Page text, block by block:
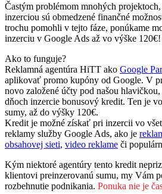
Častým problémom mnohých
inzerciou sú obmedzené finančné
trochu pomohli v tejto fáze, ponúkame
inzerciu v Google Ads až vo výške 120€!
Ako to funguje?
Reklamná agentúra HiTT ako Google
aplikovať promo kupóny od Google. V
novo založené účty pod našou
dňoch inzercie bonusový kredit. Ten je
sumy, až do výšky 120€.
Kredit je možné získať pri inzercii vo
reklamy služby Google Ads, ako je
obsahovej sieti, video reklame či
Kým niektoré agentúry tento kredit
klientovi preinzerovanú sumu, my Vám
rozbehnutie podnikania. Ponuka nie je